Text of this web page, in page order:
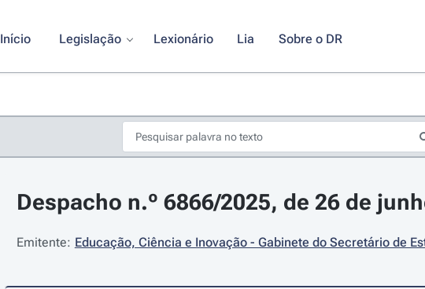
Início Legislação Lexionário Lia Sobre o DR
Despacho n.º 6866/2025, de 26 de
Emitente: Educação, Ciência e Inovação - Gabinete do Secretário de